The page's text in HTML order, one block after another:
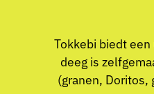
Tokkebi biedt
deeg is
(granen, Doritos,